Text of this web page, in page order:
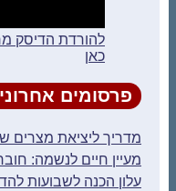
להורדת הדיסק
כאן
פרסומים
מדריך ליציאת מצרים
מעיין חיים לנשמה:
עלון הכנה לשבועות